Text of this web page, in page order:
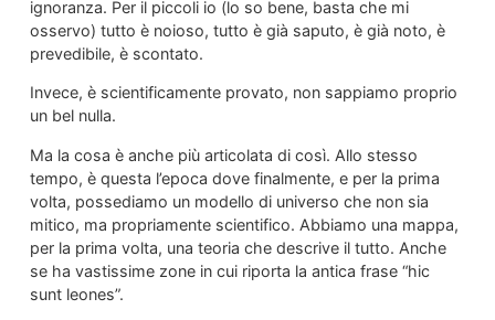
ignoranza. Per il piccoli io (lo so bene, basta che mi
osservo) tutto è noioso, tutto è già saputo, è già noto, è
prevedibile, è scontato.
Invece, è scientificamente provato, non sappiamo proprio
un bel nulla.
Ma la cosa è anche più articolata di così. Allo stesso
tempo, è questa l’epoca dove finalmente, e per la prima
volta, possediamo un modello di universo che non sia
mitico, ma propriamente scientifico. Abbiamo una mappa,
per la prima volta, una teoria che descrive il tutto. Anche
se ha vastissime zone in cui riporta la antica frase “hic
sunt leones”.